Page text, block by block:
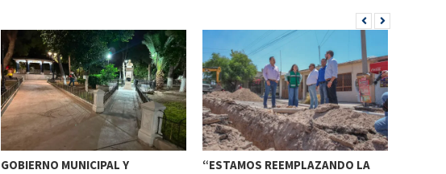
GOBIERNO MUNICIPAL Y
“ESTAMOS REEMPLAZANDO LA